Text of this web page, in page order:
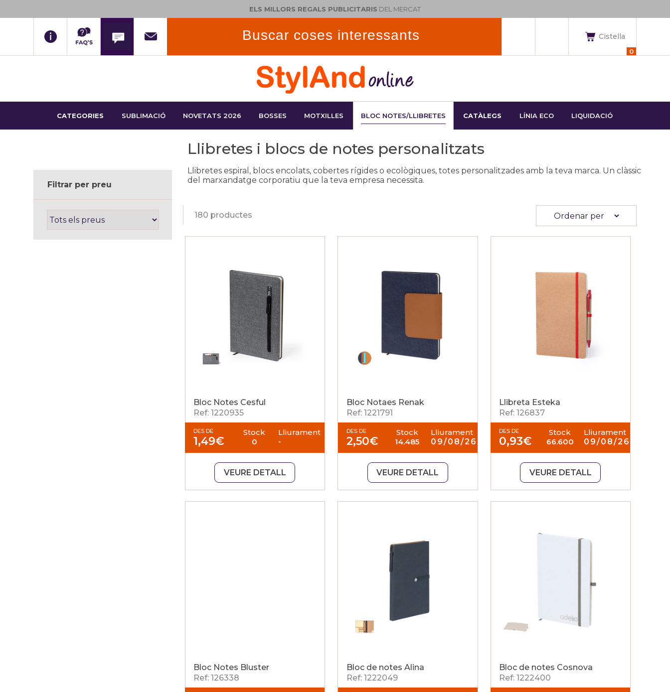
ELS MILLORS REGALS PUBLICITARIS DEL MERCAT
Cistella
0
CATEGORIES SUBLIMACIÓ NOVETATS 2026 BOSSES MOTXILLES BLOC NOTES/LLIBRETES CATÀLEGS LÍNIA ECO LIQUIDACIÓ
Filtrar per preu
Llibretes i blocs de notes personalitzats
Llibretes espiral, blocs encolats, cobertes rígides o ecològiques, totes personalitzades amb la teva marca. Un clàssic
del marxandatge corporatiu que la teva empresa necessita.
180 productes
Bloc Notes Cesful
Ref: 1220935
DES DE
1,49€
Stock
0
Lliurament
-
VEURE DETALL
Bloc Notaes Renak
Ref: 1221791
DES DE
2,50€
Stock
14.485
Lliurament
09/08/26
VEURE DETALL
Llibreta Esteka
Ref: 126837
DES DE
0,93€
Stock
66.600
Lliurament
09/08/26
VEURE DETALL
Bloc Notes Bluster
Ref: 126338
Bloc de notes Alina
Ref: 1222049
Bloc de notes Cosnova
Ref: 1222400